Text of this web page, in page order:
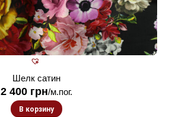
Шелк сатин
2 400 грн/м.пог.
В корзину